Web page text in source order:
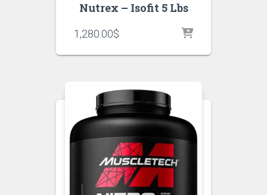
Nutrex – Isofit 5 Lbs
1,280.00$